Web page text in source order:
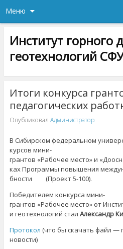
Меню
Институт горного
геотехнологий
Итоги конкурса
педагогических
Опубликовал Администратор
В Сибирском федеральном
курсов мини-
грантов «Рабочее место» и
ках Программы повышения
бности (Проект 5-100).
Победителем конкурса мини-
грантов «Рабочее место» от
и геотехнологий стал Александр
Протокол (что бы скачать файл —
новости)